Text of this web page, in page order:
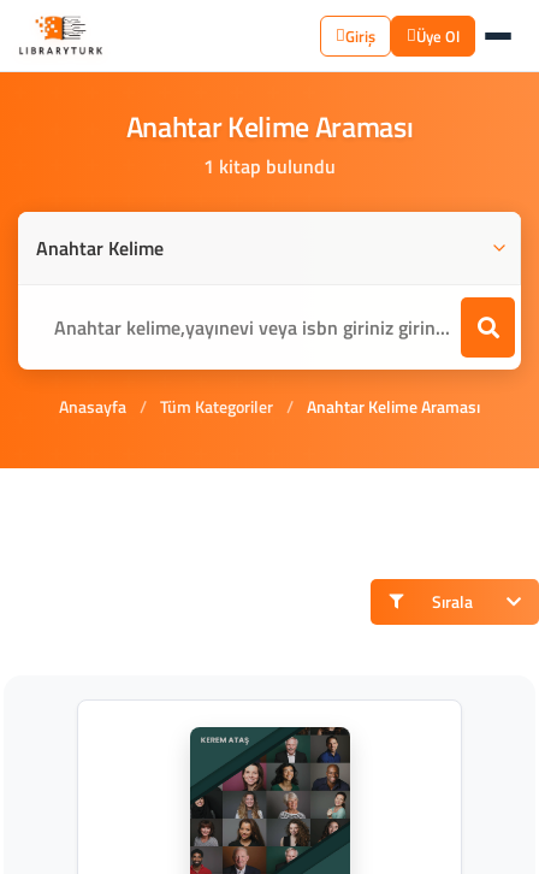
Giriş Üye Ol
AnahtarKelimeAraması
1 kitap bulundu
Anasayfa / Tüm Kategoriler / Anahtar Kelime Araması
Sırala